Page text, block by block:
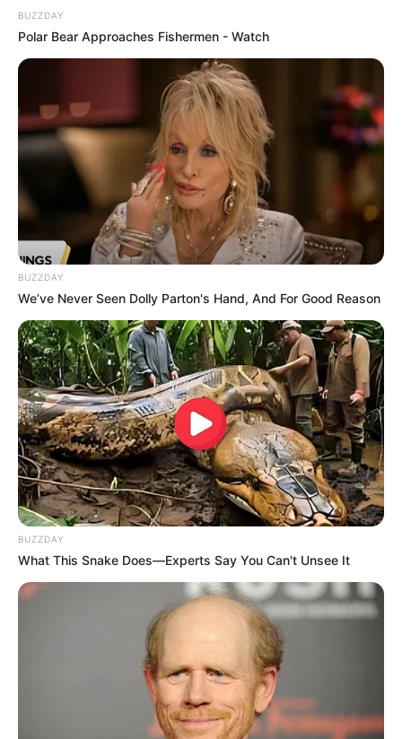
Serem! 9 Chat Ojek Online &
Pelanggan Ini Bikin Auto
BUZZDAY
Polar Bear Approaches Fishermen - Watch
BUZZDAY
We’ve Never Seen Dolly Parton's Hand, And For Good Reason
BUZZDAY
What This Snake Does—Experts Say You Can't Unsee It